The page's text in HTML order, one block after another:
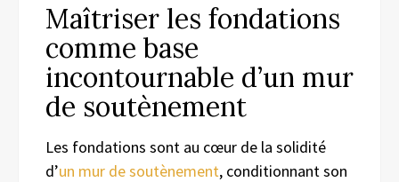
Maîtriser les fondations
comme base
incontournable d’un mur
de soutènement
Les fondations sont au cœur de la solidité
d’un mur de soutènement, conditionnant son